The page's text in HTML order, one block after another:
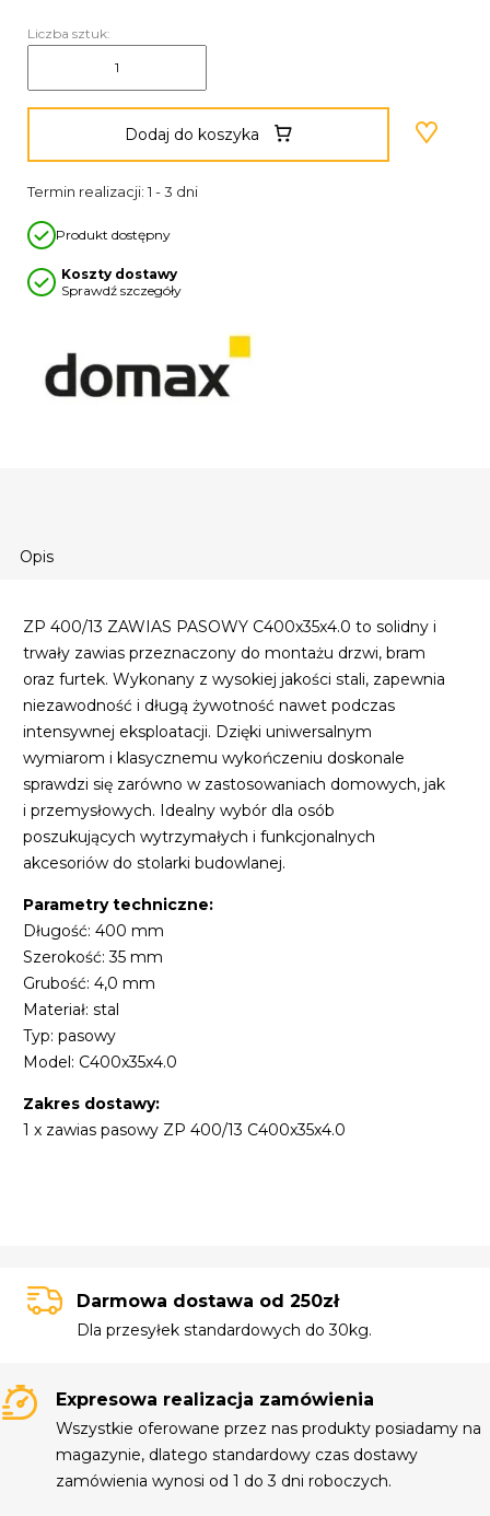
Opis
ZP 400/13 ZAWIAS PASOWY C400x35x4.0 to solidny i
trwały zawias przeznaczony do montażu drzwi, bram
oraz furtek. Wykonany z wysokiej jakości stali, zapewnia
niezawodność i długą żywotność nawet podczas
intensywnej eksploatacji. Dzięki uniwersalnym
wymiarom i klasycznemu wykończeniu doskonale
sprawdzi się zarówno w zastosowaniach domowych, jak
i przemysłowych. Idealny wybór dla osób
poszukujących wytrzymałych i funkcjonalnych
akcesoriów do stolarki budowlanej.
Parametry techniczne:
Długość: 400 mm
Szerokość: 35 mm
Grubość: 4,0 mm
Materiał: stal
Typ: pasowy
Model: C400x35x4.0
Zakres dostawy:
1 x zawias pasowy ZP 400/13 C400x35x4.0
Darmowa dostawa od 250zł
Dla przesyłek standardowych do 30kg.
Expresowa realizacja zamówienia
Wszystkie oferowane przez nas produkty posiadamy na
magazynie, dlatego standardowy czas dostawy
zamówienia wynosi od 1 do 3 dni roboczych.
Liczba sztuk:
Dodaj do koszyka
Termin realizacji: 1 - 3 dni
Produkt dostępny
Koszty dostawy
Sprawdź szczegóły